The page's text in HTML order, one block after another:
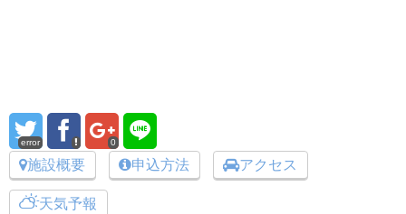
error 0
施設概要 申込方法 アクセス
天気予報